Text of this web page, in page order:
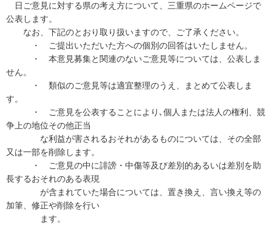
日ご意見に対する県の考え方について、三重県のホームページで
公表します。
なお、下記のとおり取り扱いますので、ご了承ください。
・ ご提出いただいた方への個別の回答はいたしません。
・ 本意見募集と関連のないご意見等については、公表しま
せん。
・ 類似のご意見等は適宜整理のうえ、まとめて公表しま
す。
・ ご意見を公表することにより､個人または法人の権利、競
争上の地位その他正当
な利益が害されるおそれがあるものについては、その全部
又は一部を削除します。
・ ご意見の中に誹謗・中傷等及び差別的あるいは差別を助
長するおそれのある表現
が含まれていた場合については、置き換え、言い換え等の
加筆、修正や削除を行い
ます。